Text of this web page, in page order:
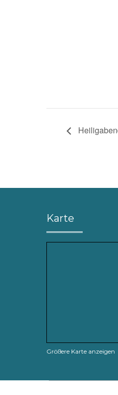
Karte
Größere Karte anzeigen